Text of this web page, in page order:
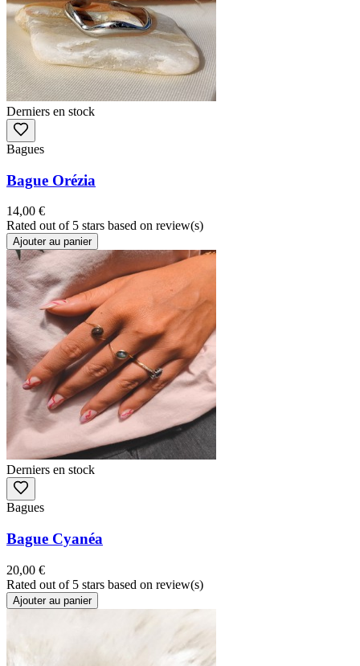
Derniers en stock
Bagues
Bague Orézia
14,00 €
Rated out of 5 stars based on review(s)
Ajouter au panier
Derniers en stock
Bagues
Bague Cyanéa
20,00 €
Rated out of 5 stars based on review(s)
Ajouter au panier